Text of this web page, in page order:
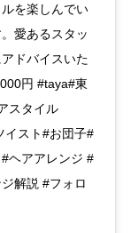
を楽しんでい
愛あるスタッ
ドバイスいた
円 #taya#東
スタイル
イスト#お団子#
ヘアアレンジ #
解説 #フォロ